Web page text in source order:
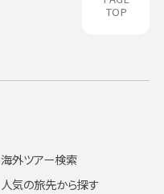
TOP
海外ツアー検索
人気の旅先から探す